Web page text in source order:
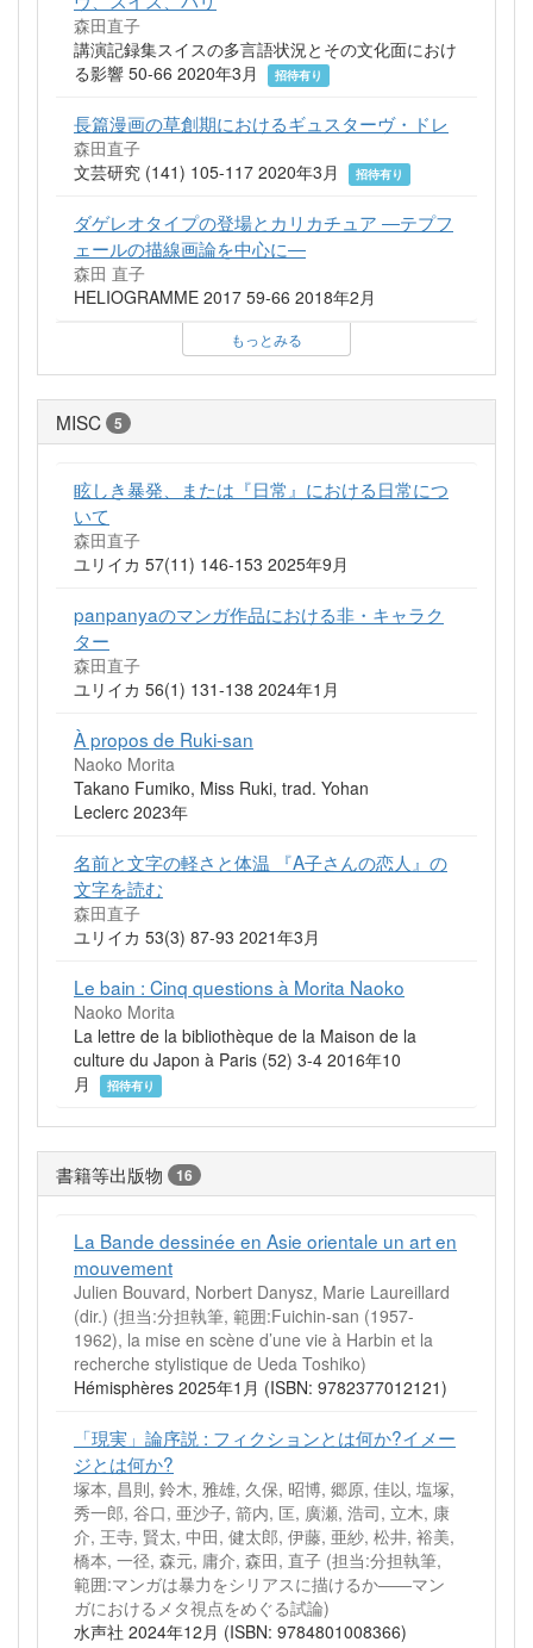
森田直子
講演記録集スイスの多言語状況とその文化面におけ
る影響 50-66 2020年3月
招待有り
長篇漫画の草創期におけるギュスターヴ・ドレ
森田直子
文芸研究 (141) 105-117 2020年3月
招待有り
ダゲレオタイプの登場とカリカチュア ―テプフ
ェールの描線画論を中心に―
森田 直子
HELIOGRAMME 2017 59-66 2018年2月
もっとみる
MISC 5
眩しき暴発、または『日常』における日常につ
いて
森田直子
ユリイカ 57(11) 146-153 2025年9月
panpanyaのマンガ作品における非・キャラク
ター
森田直子
ユリイカ 56(1) 131-138 2024年1月
À propos de Ruki-san
Naoko Morita
Takano Fumiko, Miss Ruki, trad. Yohan
Leclerc 2023年
名前と文字の軽さと体温 『A子さんの恋人』の
文字を読む
森田直子
ユリイカ 53(3) 87-93 2021年3月
Le bain : Cinq questions à Morita Naoko
Naoko Morita
La lettre de la bibliothèque de la Maison de la
culture du Japon à Paris (52) 3-4 2016年10
月
招待有り
書籍等出版物 16
La Bande dessinée en Asie orientale un art en
mouvement
Julien Bouvard, Norbert Danysz, Marie Laureillard
(dir.) (担当:分担執筆, 範囲:Fuichin-san (1957-
1962), la mise en scène d’une vie à Harbin et la
recherche stylistique de Ueda Toshiko)
Hémisphères 2025年1月 (ISBN: 9782377012121)
「現実」論序説 : フィクションとは何か?イメー
ジとは何か?
塚本, 昌則, 鈴木, 雅雄, 久保, 昭博, 郷原, 佳以, 塩塚,
秀一郎, 谷口, 亜沙子, 箭内, 匡, 廣瀬, 浩司, 立木, 康
介, 王寺, 賢太, 中田, 健太郎, 伊藤, 亜紗, 松井, 裕美,
橋本, 一径, 森元, 庸介, 森田, 直子 (担当:分担執筆,
範囲:マンガは暴力をシリアスに描けるか――マン
ガにおけるメタ視点をめぐる試論)
水声社 2024年12月 (ISBN: 9784801008366)